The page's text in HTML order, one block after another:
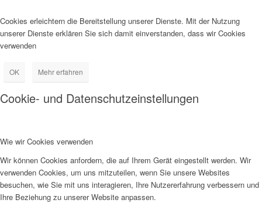
Cookies erleichtern die Bereitstellung unserer Dienste. Mit der Nutzung
unserer Dienste erklären Sie sich damit einverstanden, dass wir Cookies
verwenden
OK Mehr erfahren
Cookie- und Datenschutzeinstellungen
Wie wir Cookies verwenden
Wir können Cookies anfordern, die auf Ihrem Gerät eingestellt werden. Wir
verwenden Cookies, um uns mitzuteilen, wenn Sie unsere Websites
besuchen, wie Sie mit uns interagieren, Ihre Nutzererfahrung verbessern und
Ihre Beziehung zu unserer Website anpassen.